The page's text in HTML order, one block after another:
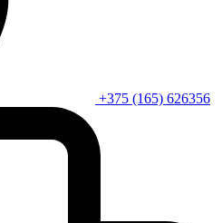
+375 (165) 626356